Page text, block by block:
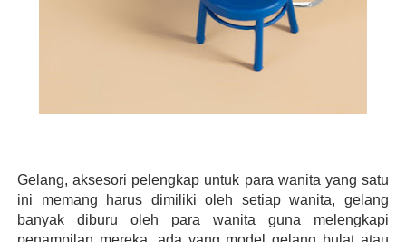
Gelang, aksesori pelengkap untuk para wanita yang satu
ini memang harus dimiliki oleh setiap wanita, gelang
banyak diburu oleh para wanita guna melengkapi